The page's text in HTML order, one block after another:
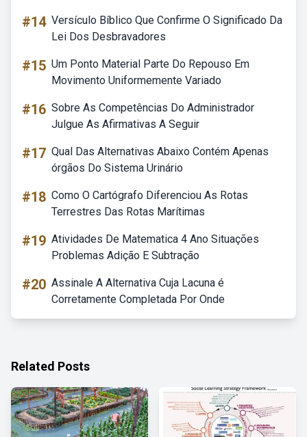
#14 Versículo Bíblico Que Confirme O Significado Da
Lei Dos Desbravadores
#15 Um Ponto Material Parte Do Repouso Em
Movimento Uniformemente Variado
#16 Sobre As Competências Do Administrador
Julgue As Afirmativas A Seguir
#17 Qual Das Alternativas Abaixo Contém Apenas
órgãos Do Sistema Urinário
#18 Como O Cartógrafo Diferenciou As Rotas
Terrestres Das Rotas Marítimas
#19 Atividades De Matematica 4 Ano Situações
Problemas Adição E Subtração
#20 Assinale A Alternativa Cuja Lacuna é
Corretamente Completada Por Onde
Related Posts